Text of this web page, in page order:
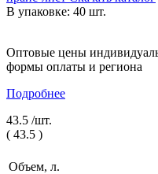
В упаковке: 40 шт.
Оптовые цены
формы оплаты и региона
Подробнее
43.5 /шт.
( 43.5 )
Объем, л.